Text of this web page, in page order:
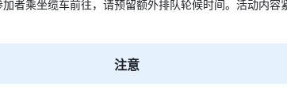
者乘坐缆车前往，请预留额外排队轮候时间。活动内容
注意